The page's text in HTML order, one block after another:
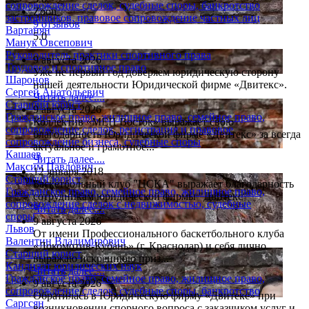
сопровождение сделок, судебные споры, банкротство
застройщиков, правовое сопровождение частных лиц
Вартанян
Манук Овсепович
Руководитель практики спортивного права
Трудовое и спортивное право
Шаронов
Сергей Анатольевич
Старший юрист
Гражданское право, жилищное право, семейное право,
сопровождение сделок, регистрация и правовое
сопровождение бизнеса, судебные споры
Кашаев
Максим Павлович
Старший юрист
Гражданское право, семейное право, жилищное право,
сопровождение сделок с недвижимостью, судебные
споры
Львов
Валентин Владимирович
Старший юрист
Кандидат юридических наук
Гражданское право, семейное право, жилищное право,
сопровождение сделок, судебные споры, банкротство
Саргсян
Zoon
9 отзывов
5.0
9 августа 2026
Уже не первый год доверяем юридическую сторону
нашей деятельности Юридической фирме «Двитекс».
Читать далее....
9 августа 2026
Коллектив «МЕП Восток» выражает свою
благодарность Юридической фирме «Двитекс» за всегда
актуальное и грамотное...
Читать далее....
12 января 2018
Баскетбольный клуб "ЦСКА" выражает благодарность
сотрудникам юридической фирмы "Двитекс"
Читать далее....
9 августа 2026
От имени Профессионального баскетбольного клуба
«Локомотив-Кубань» (г. Краснодар) и себя лично
выражаю искреннюю приз...
Читать далее....
9 августа 2026
Обратилась в Юридическую фирму «Двитекс» при